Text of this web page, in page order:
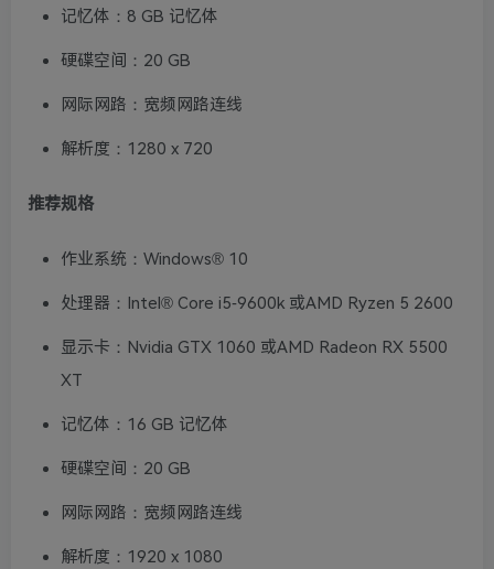
记忆体：8 GB 记忆体
硬碟空间：20 GB
网际网路：宽频网路连线
解析度：1280 x 720
推荐规格
作业系统：Windows® 10
处理器：Intel® Core i5-9600k 或AMD Ryzen 5 2600
显示卡：Nvidia GTX 1060 或AMD Radeon RX 5500
XT
记忆体：16 GB 记忆体
硬碟空间：20 GB
网际网路：宽频网路连线
解析度：1920 x 1080